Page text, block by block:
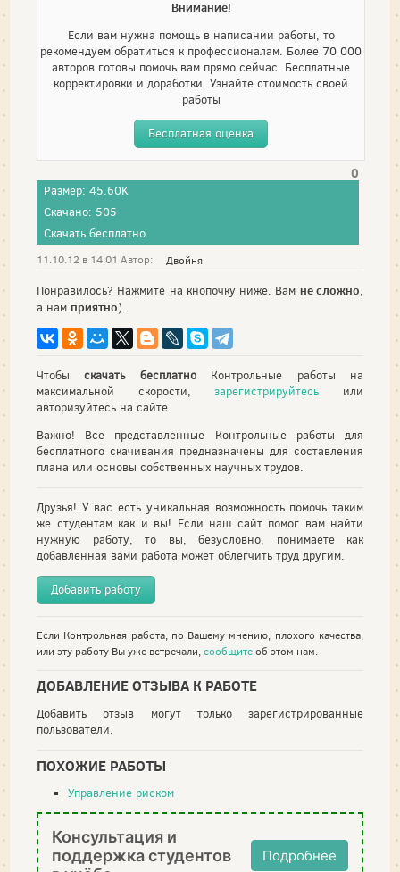
Внимание!
Если вам нужна помощь в написании работы, то
рекомендуем обратиться к профессионалам. Более 70 000
авторов готовы помочь вам прямо сейчас. Бесплатные
корректировки и доработки. Узнайте стоимость своей
работы
Бесплатная оценка
0
Размер: 45.60K
Скачано: 505
Скачать бесплатно
11.10.12 в 14:01 Автор: Двойня
Понравилось? Нажмите на кнопочку ниже. Вам не сложно,
а нам приятно).
Чтобыскачать бесплатноКонтрольные работы на
максимальной скорости,зарегистрируйтесь или
авторизуйтесь на сайте.
Важно! Все представленные Контрольные работы для
бесплатного скачивания предназначены для составления
плана или основы собственных научных трудов.
Друзья! У вас есть уникальная возможность помочь таким
же студентам как и вы! Если наш сайт помог вам найти
нужную работу, то вы, безусловно, понимаете как
добавленная вами работа может облегчить труд другим.
Добавить работу
Если Контрольная работа, по Вашему мнению, плохого качества,
или эту работу Вы уже встречали,сообщитеоб этом нам.
ДОБАВЛЕНИЕ ОТЗЫВА К РАБОТЕ
Добавить отзыв могут только зарегистрированные
пользователи.
ПОХОЖИЕ РАБОТЫ
Управление риском
Консультация и
поддержка студентов
Подробнее